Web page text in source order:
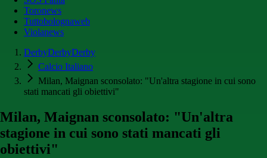
Toronews
Tuttobolognaweb
Violanews
DerbyDerbyDerby
Calcio Italiano
Milan, Maignan sconsolato: "Un'altra stagione in cui sono
stati mancati gli obiettivi"
Milan, Maignan sconsolato: "Un'altra
stagione in cui sono stati mancati gli
obiettivi"